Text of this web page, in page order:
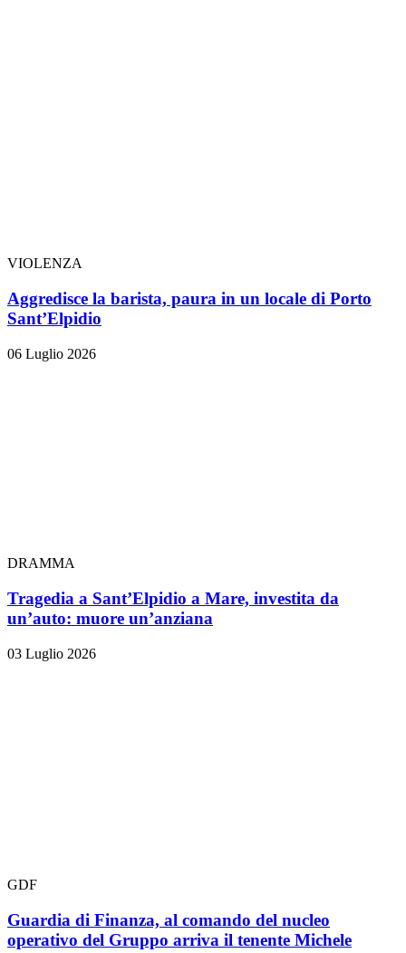
VIOLENZA
Aggredisce la barista, paura in un locale di Porto
Sant’Elpidio
06 Luglio 2026
DRAMMA
Tragedia a Sant’Elpidio a Mare, investita da
un’auto: muore un’anziana
03 Luglio 2026
GDF
Guardia di Finanza, al comando del nucleo
operativo del Gruppo arriva il tenente Michele